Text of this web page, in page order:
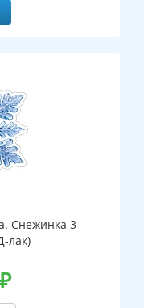
Снежинка 3
лак)
₽